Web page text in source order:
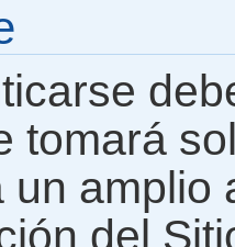
tomará
un amplio
del